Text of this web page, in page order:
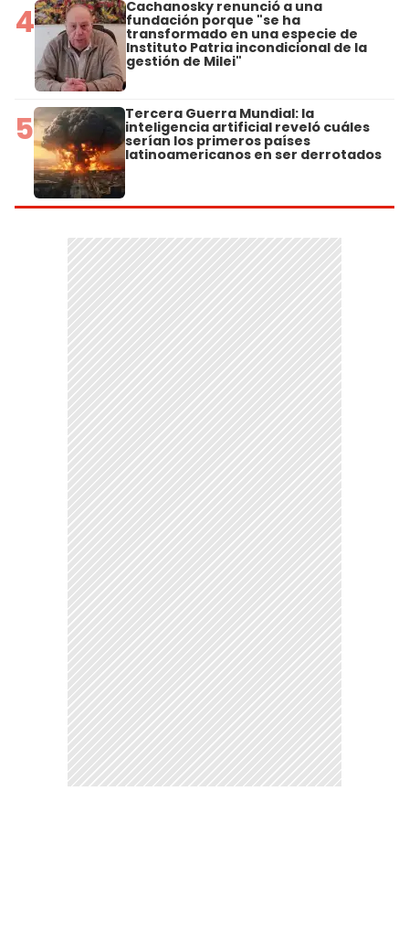
4 Cachanosky renunció a una
fundación porque "se ha
transformado en una especie de
Instituto Patria incondicional de la
gestión de Milei"
5 Tercera Guerra Mundial: la
inteligencia artificial reveló cuáles
serían los primeros países
latinoamericanos en ser derrotados